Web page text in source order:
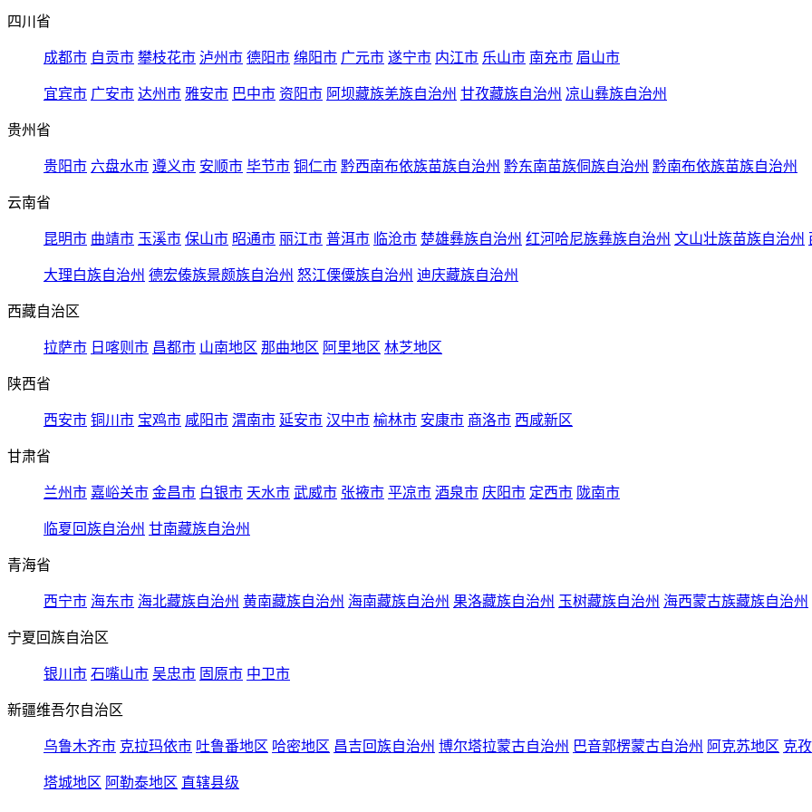
四川省
成都市 自贡市 攀枝花市 泸州市 德阳市 绵阳市 广元市 遂宁市 内江市 乐山市 南充市 眉山市
宜宾市 广安市 达州市 雅安市 巴中市 资阳市 阿坝藏族羌族自治州 甘孜藏族自治州 凉山彝族自治州
贵州省
贵阳市 六盘水市 遵义市 安顺市 毕节市 铜仁市 黔西南布依族苗族自治州 黔东南苗族侗族自治州 黔南布依族苗族自治州
云南省
昆明市 曲靖市 玉溪市 保山市 昭通市 丽江市 普洱市 临沧市 楚雄彝族自治州 红河哈尼族彝族自治州 文山壮族苗族自治州
大理白族自治州 德宏傣族景颇族自治州 怒江傈僳族自治州 迪庆藏族自治州
西藏自治区
拉萨市 日喀则市 昌都市 山南地区 那曲地区 阿里地区 林芝地区
陕西省
西安市 铜川市 宝鸡市 咸阳市 渭南市 延安市 汉中市 榆林市 安康市 商洛市 西咸新区
甘肃省
兰州市 嘉峪关市 金昌市 白银市 天水市 武威市 张掖市 平凉市 酒泉市 庆阳市 定西市 陇南市
临夏回族自治州 甘南藏族自治州
青海省
西宁市 海东市 海北藏族自治州 黄南藏族自治州 海南藏族自治州 果洛藏族自治州 玉树藏族自治州 海西蒙古族藏族自治州
宁夏回族自治区
银川市 石嘴山市 吴忠市 固原市 中卫市
新疆维吾尔自治区
乌鲁木齐市 克拉玛依市 吐鲁番地区 哈密地区 昌吉回族自治州 博尔塔拉蒙古自治州 巴音郭楞蒙古自治州 阿克苏地区 克
塔城地区 阿勒泰地区 直辖县级